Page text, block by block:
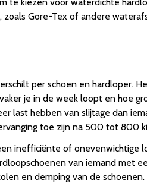
Gore-Tex of andere
per schoen en hardloper.
je in de week loopt en hoe
last hebben van slijtage dan
toe zijn na 500 tot 800
inefficiënte of onevenwichtige
van iemand met
en demping van de